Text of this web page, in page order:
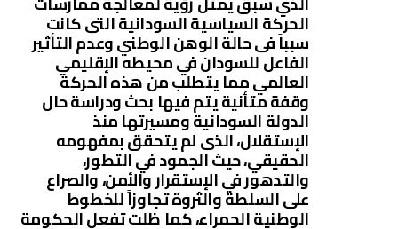
الحركة السياسية السودانية التى كانت
سبباً فى حالة الوهن الوطني وعدم التأثير
الفاعل للسودان في محيطه الإقليمي
العالمي مما يتطلب من هذه الحركة
وقفة متأنية يتم فيها بحث ودراسة حال
الدولة السودانية ومسيرتها منذ
الإستقلال، الذى لم يتحقق بمفهومه
الحقيقي، حيث الجمود في التطور،
والتدهور في الإستقرار والأمن، والصراع
على السلطة والثروة تجاوزاً للخطوط
الوطنية الحمراء، كما ظلت تفعل الحكومة